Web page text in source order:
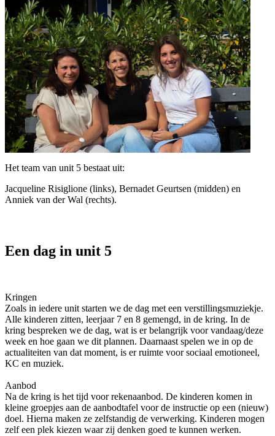
Het team van unit 5 bestaat uit:
Jacqueline Risiglione (links), Bernadet Geurtsen (midden) en
Anniek van der Wal (rechts).
Een dag in unit 5
Kringen
Zoals in iedere unit starten we de dag met een verstillingsmuziekje.
Alle kinderen zitten, leerjaar 7 en 8 gemengd, in de kring. In de
kring bespreken we de dag, wat is er belangrijk voor vandaag/deze
week en hoe gaan we dit plannen. Daarnaast spelen we in op de
actualiteiten van dat moment, is er ruimte voor sociaal emotioneel,
KC en muziek.
Aanbod
Na de kring is het tijd voor rekenaanbod. De kinderen komen in
kleine groepjes aan de aanbodtafel voor de instructie op een (nieuw)
doel. Hierna maken ze zelfstandig de verwerking. Kinderen mogen
zelf een plek kiezen waar zij denken goed te kunnen werken.